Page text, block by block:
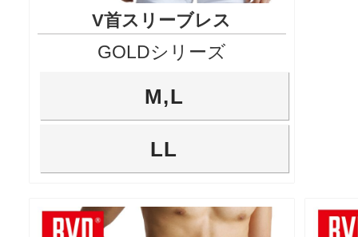
V首スリーブレス
GOLDシリーズ
M,L
LL